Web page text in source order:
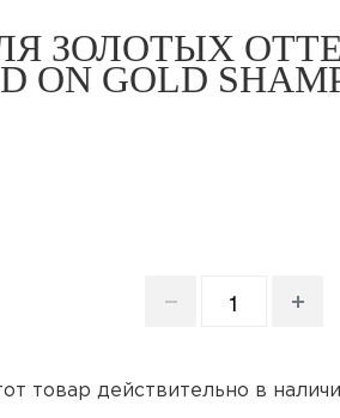
ЗОЛОТЫХ
ON GOLD
товар действительно в